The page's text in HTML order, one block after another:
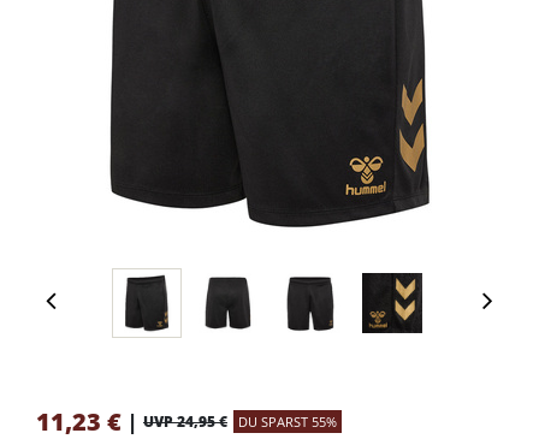
11,23 € | UVP 24,95 € DU SPARST 55%